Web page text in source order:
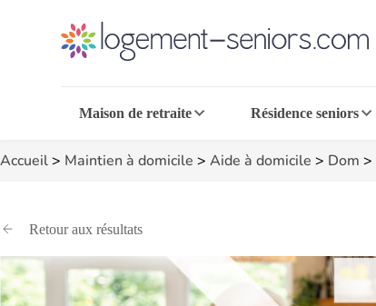
Maison de retraite Résidence seniors
Accueil> Maintien à domicile > Aide à domicile > Dom >
Retour aux résultats